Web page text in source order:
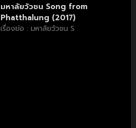
มหาลัยวัวชน Song from
Phatthalung (2017)
เรื่องย่อ : มหาลัยวัวชน S